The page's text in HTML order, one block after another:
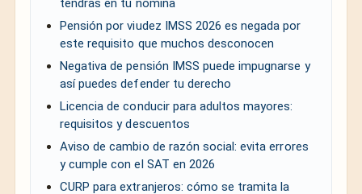
tendrás en tu nómina
Pensión por viudez IMSS 2026 es negada por
este requisito que muchos desconocen
Negativa de pensión IMSS puede impugnarse y
así puedes defender tu derecho
Licencia de conducir para adultos mayores:
requisitos y descuentos
Aviso de cambio de razón social: evita errores
y cumple con el SAT en 2026
CURP para extranjeros: cómo se tramita la